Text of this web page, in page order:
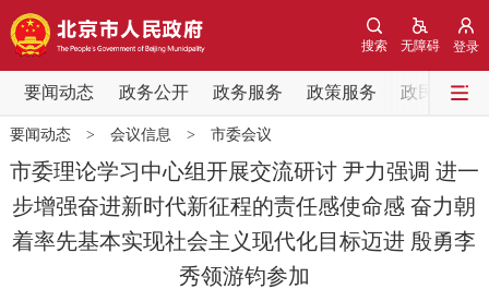
登录
无障碍
搜索
要闻动态 政务公开 政务服务 政策服务 政民互动
要闻动态
党中央精神 国务院信息
北京要闻 会议信息 部门动态
要闻动态> 会议信息 > 市委会议
市委理论学习中心组开展交流研讨 尹力强调 进一
步增强奋进新时代新征程的责任感使命感 奋力朝
着率先基本实现社会主义现代化目标迈进 殷勇李
秀领游钧参加